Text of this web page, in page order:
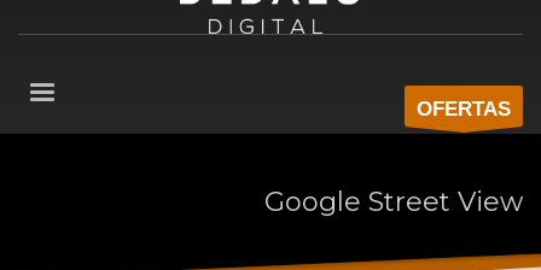
OFERTAS
Google Street View